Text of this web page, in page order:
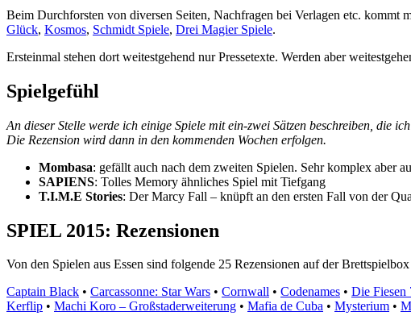
Beim Durchforsten von diversen Seiten, Nachfragen bei Verlagen etc.
Glück, Kosmos, Schmidt Spiele, Drei Magier Spiele.
Ersteinmal stehen dort weitestgehend nur Pressetexte. Werden aber
Spielgefühl
An dieser Stelle werde ich einige Spiele mit ein-zwei Sätzen beschreiben, die
Die Rezension wird dann in den kommenden Wochen erfolgen.
Mombasa: gefällt auch nach dem zweiten Spielen. Sehr komplex aber
SAPIENS: Tolles Memory ähnliches Spiel mit Tiefgang
T.I.M.E Stories: Der Marcy Fall – knüpft an den ersten Fall von der
SPIEL 2015: Rezensionen
Von den Spielen aus Essen sind folgende 25 Rezensionen auf der Brettspielbox
Captain Black • Carcassonne: Star Wars • Cornwall • Codenames • Die Fiesen
Kerflip • Machi Koro – Großstaderweiterung • Mafia de Cuba • Mysterium •